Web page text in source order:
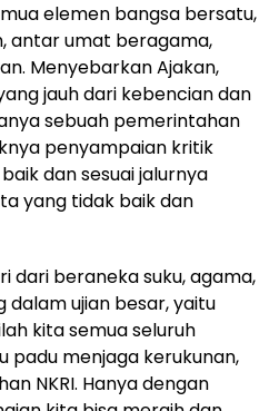
elemen bangsa bersatu,
antar umat beragama,
Menyebarkan Ajakan,
jauh dari kebencian dan
sebuah pemerintahan
penyampaian kritik
dan sesuai jalurnya
yang tidak baik dan
dari beraneka suku, agama,
dalam ujian besar, yaitu
kita semua seluruh
padu menjaga kerukunan,
NKRI. Hanya dengan